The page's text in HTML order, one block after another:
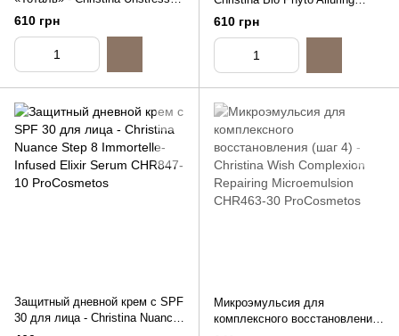
Total Serenity Serum, 10ml
(распив)
610 грн
Serum, 10ml (распив)
610 грн
Защитный дневной крем с SPF
30 для лица - Christina Nuance
Микроэмульсия для
комплексного восстановления